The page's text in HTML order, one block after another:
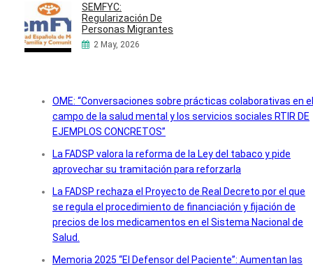
SEMFYC:
Regularización De
Personas Migrantes
2 May, 2026
OME: “Conversaciones sobre prácticas colaborativas en el
campo de la salud mental y los servicios sociales RTIR DE
EJEMPLOS CONCRETOS”
La FADSP valora la reforma de la Ley del tabaco y pide
aprovechar su tramitación para reforzarla
La FADSP rechaza el Proyecto de Real Decreto por el que
se regula el procedimiento de financiación y fijación de
precios de los medicamentos en el Sistema Nacional de
Salud.
Memoria 2025 “El Defensor del Paciente”: Aumentan las